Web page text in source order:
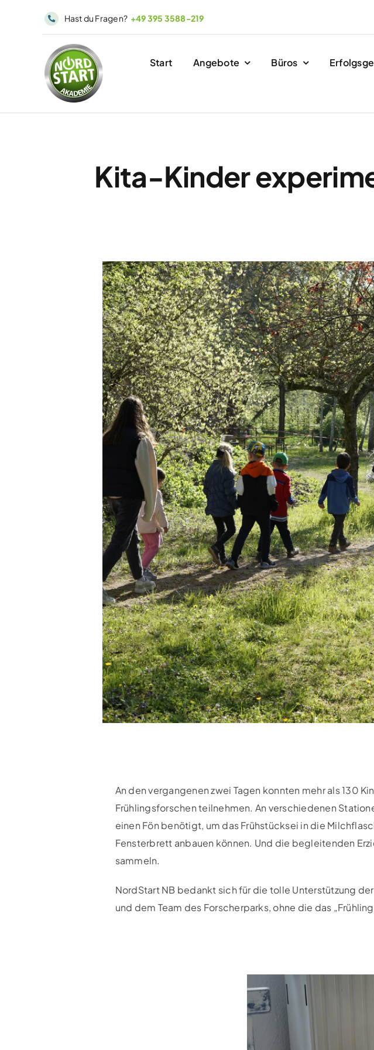
Hast du Fragen? +49 395 3588-219
Start Angebote Büros
Kita-Kinder
An den vergangenen zwei Tagen konnten mehr als 130
Frühlingsforschen teilnehmen. An verschiedenen
einen Fön benötigt, um das Frühstücksei in die
Fensterbrett anbauen können. Und die begleitenden
sammeln.
NordStart NB bedankt sich für die tolle Unterstützung
und dem Team des Forscherparks, ohne die das